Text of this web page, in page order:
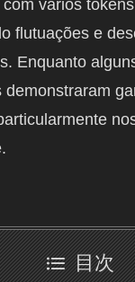
vários
flutuações e
Enquanto
demonstraram
目次